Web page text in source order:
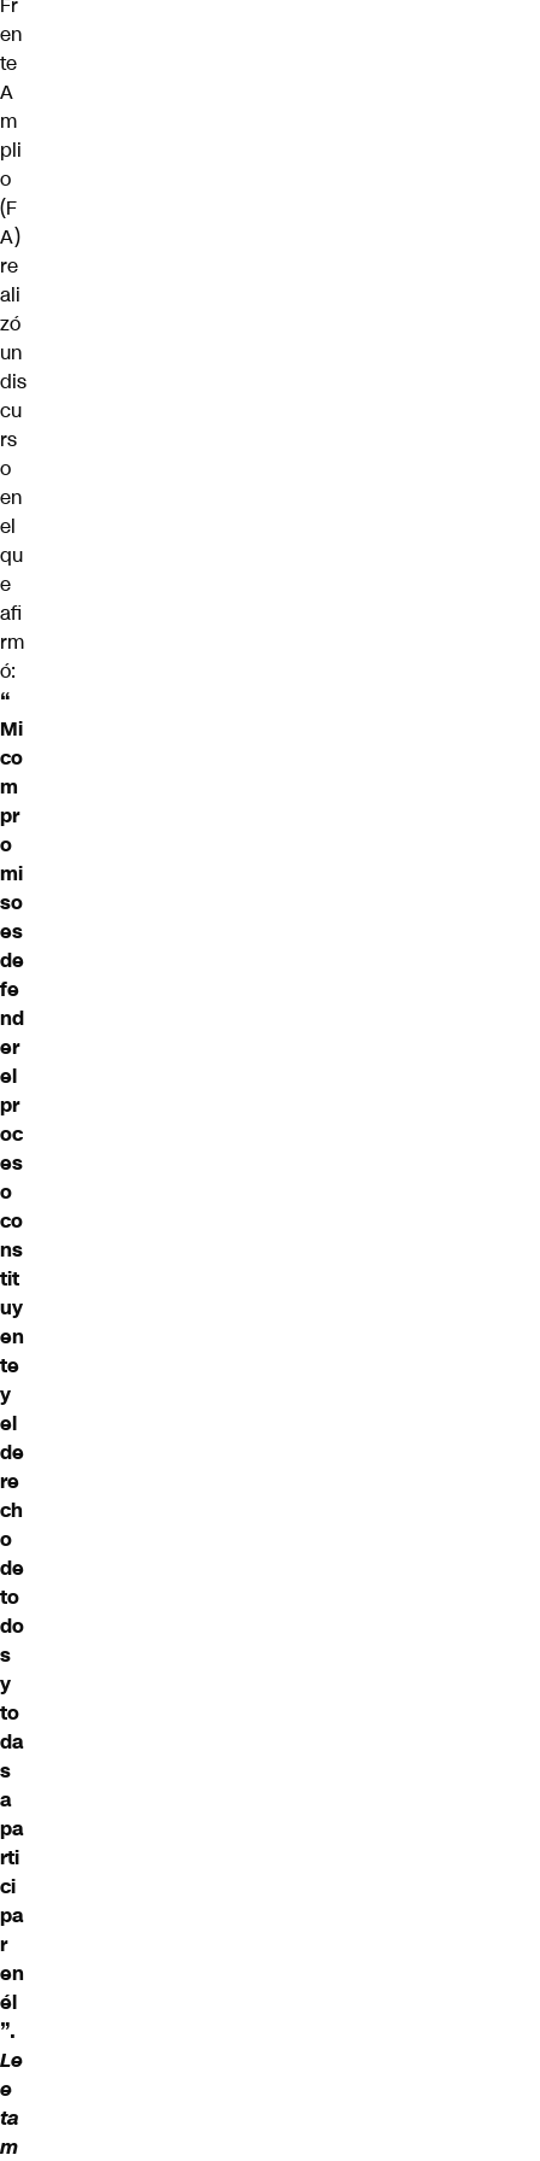
en
te
A
m
pli
o
(F
A)
re
ali
zó
un
dis
cu
rs
o
en
el
qu
e
afi
rm
ó:
“
Mi
co
m
pr
o
mi
so
es
de
fe
nd
er
el
pr
oc
es
o
co
ns
tit
uy
en
te
y
el
de
re
ch
o
de
to
do
s
y
to
da
s
a
pa
rti
ci
pa
r
en
él
”.
Le
e
ta
m